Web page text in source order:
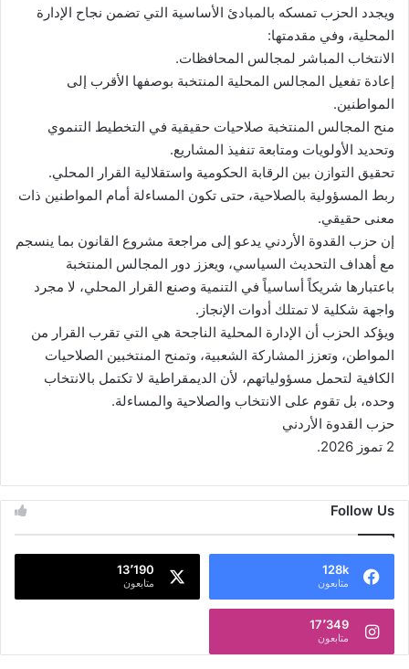
ويجدد الحزب تمسكه بالمبادئ الأساسية التي تضمن نجاح الإدارة
المحلية، وفي مقدمتها:
الانتخاب المباشر لمجالس المحافظات.
إعادة تفعيل المجالس المحلية المنتخبة بوصفها الأقرب إلى
المواطنين.
منح المجالس المنتخبة صلاحيات حقيقية في التخطيط التنموي
وتحديد الأولويات ومتابعة تنفيذ المشاريع.
تحقيق التوازن بين الرقابة الحكومية واستقلالية القرار المحلي.
ربط المسؤولية بالصلاحية، حتى تكون المساءلة أمام المواطنين ذات
معنى حقيقي.
إن حزب القدوة الأردني يدعو إلى مراجعة مشروع القانون بما ينسجم
مع أهداف التحديث السياسي، ويعزز دور المجالس المنتخبة
باعتبارها شريكاً أساسياً في التنمية وصنع القرار المحلي، لا مجرد
واجهة شكلية لا تمتلك أدوات الإنجاز.
ويؤكد الحزب أن الإدارة المحلية الناجحة هي التي تقرب القرار من
المواطن، وتعزز المشاركة الشعبية، وتمنح المنتخبين الصلاحيات
الكافية لتحمل مسؤولياتهم، لأن الديمقراطية لا تكتمل بالانتخاب
وحده، بل تقوم على الانتخاب والصلاحية والمساءلة.
حزب القدوة الأردني
2 تموز 2026.
Follow Us
128k
متابعون
13٬190
متابعون
17٬349
متابعون